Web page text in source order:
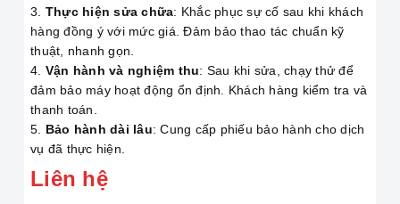
Thực hiện sửa chữa: Khắc phục sự cố sau khi khách
hàng đồng ý với mức giá. Đảm bảo thao tác chuẩn kỹ
thuật, nhanh gọn.
Vận hành và nghiệm thu: Sau khi sửa, chạy thử để
đảm bảo máy hoạt động ổn định. Khách hàng kiểm tra và
thanh toán.
Bảo hành dài lâu: Cung cấp phiếu bảo hành cho dịch
vụ đã thực hiện.
Liên hệ